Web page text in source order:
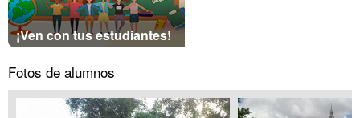
¡Ven con tus estudiantes!
Fotos de alumnos